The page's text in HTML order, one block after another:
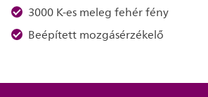
3000 K-es meleg fehér fény
Beépített mozgásérzékelő